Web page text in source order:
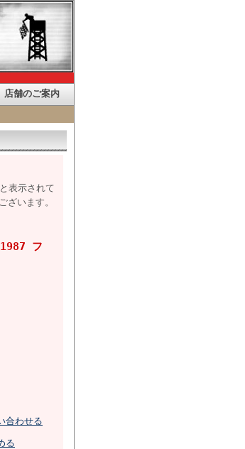
店舗のご案内
表示されて
ざいます。
フ
合わせる
る